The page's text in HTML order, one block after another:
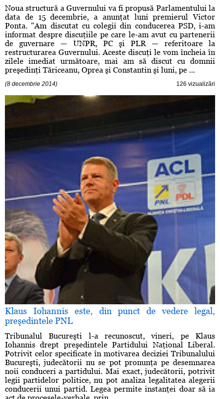
Noua structură a Guvernului va fi propusă Parlamentului la
data de 15 decembrie, a anunţat luni premierul Victor
Ponta. "Am discutat cu colegii din conducerea PSD, i-am
informat despre discuţiile pe care le-am avut cu partenerii
de guvernare — UNPR, PC şi PLR — referitoare la
restructurarea Guvernului. Aceste discuţi le vom încheia în
zilele imediat următoare, mai am să discut cu domnii
preşedinţi Tăriceanu, Oprea şi Constantin şi luni, pe ...
(8 decembrie 2014) 126 vizualizări
Klaus Iohannis este, din punct de vedere legal,
preşedintele PNL
Tribunalul Bucureşti l-a recunoscut, vineri, pe Klaus
Iohannis drept preşedintele Partidului Naţional Liberal.
Potrivit celor specificate în motivarea deciziei Tribunalului
Bucureşti, judecătorii nu se pot pronunţa pe desemnarea
noii conduceri a partidului. Mai exact, judecătorii, potrivit
legii partidelor politice, nu pot analiza legalitatea alegerii
conducerii unui partid. Legea permite instanţei doar să ia